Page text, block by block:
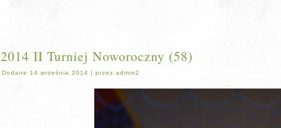
2014 II Turniej Noworoczny (58)
Dodane 14 września 2014 | przez admin2